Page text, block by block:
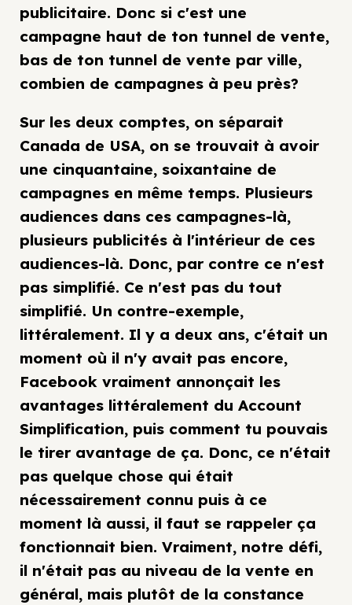
publicitaire. Donc si c'est une
campagne haut de ton tunnel de vente,
bas de ton tunnel de vente par ville,
combien de campagnes à peu près?
Sur les deux comptes, on séparait
Canada de USA, on se trouvait à avoir
une cinquantaine, soixantaine de
campagnes en même temps. Plusieurs
audiences dans ces campagnes-là,
plusieurs publicités à l'intérieur de ces
audiences-là. Donc, par contre ce n'est
pas simplifié. Ce n'est pas du tout
simplifié. Un contre-exemple,
littéralement. Il y a deux ans, c'était un
moment où il n'y avait pas encore,
Facebook vraiment annonçait les
avantages littéralement du Account
Simplification, puis comment tu pouvais
le tirer avantage de ça. Donc, ce n'était
pas quelque chose qui était
nécessairement connu puis à ce
moment là aussi, il faut se rappeler ça
fonctionnait bien. Vraiment, notre défi,
il n'était pas au niveau de la vente en
général, mais plutôt de la constance